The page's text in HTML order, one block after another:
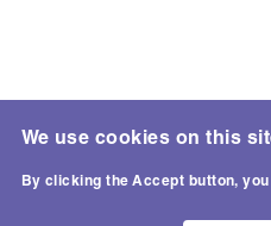
We use cookies on this
By clicking the Accept button,